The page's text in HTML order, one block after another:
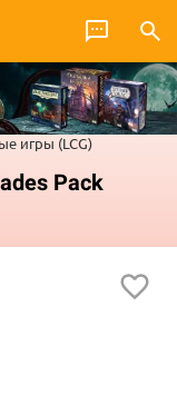
игры (LCG)
Pack